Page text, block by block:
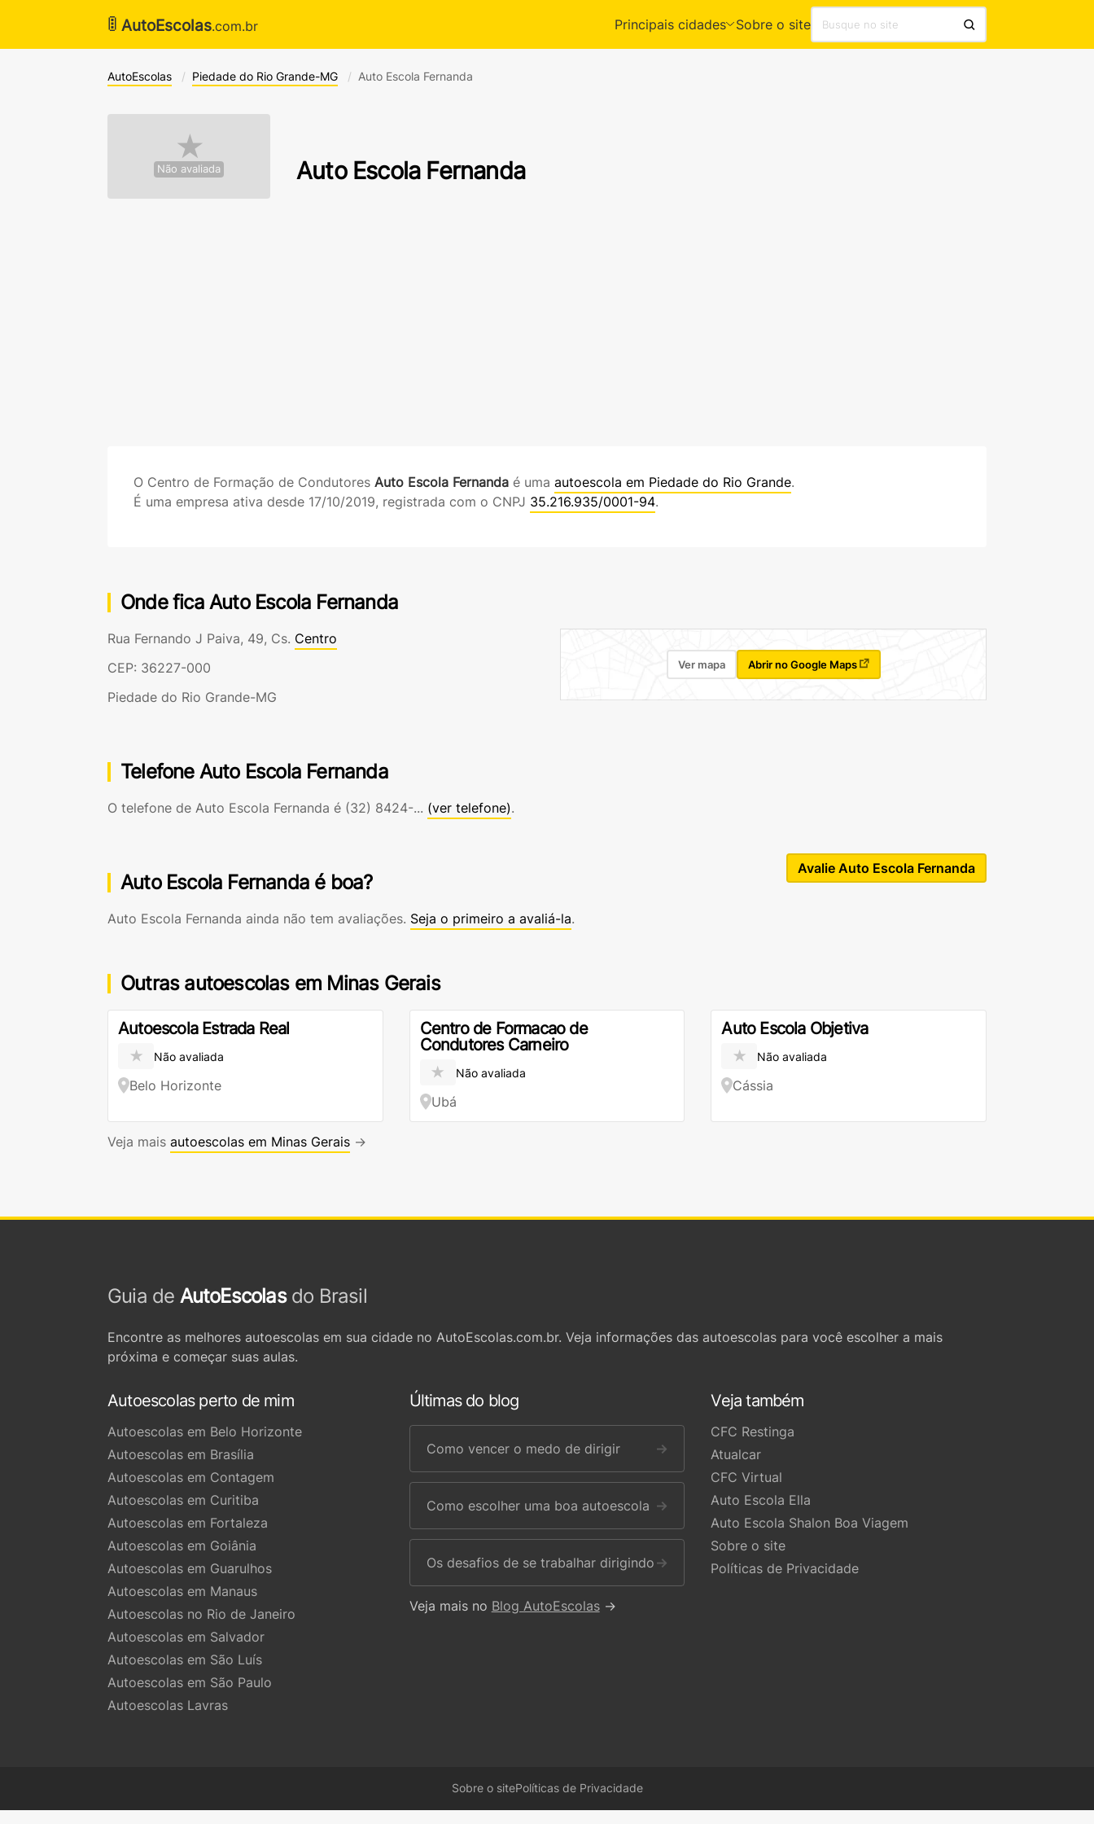
🚦 AutoEscolas.com.br Principais cidades Sobre o site
AutoEscolas Piedade do Rio Grande-MG Auto Escola Fernanda
★
Não avaliada Auto Escola Fernanda
O Centro de Formação de Condutores Auto Escola Fernanda é uma autoescola em Piedade do Rio Grande.
É uma empresa ativa desde 17/10/2019, registrada com o CNPJ 35.216.935/0001-94.
Onde fica Auto Escola Fernanda
Rua Fernando J Paiva, 49, Cs. Centro
CEP: 36227-000
Piedade do Rio Grande-MG
Ver mapa Abrir no Google Maps
Telefone Auto Escola Fernanda
O telefone de Auto Escola Fernanda é (32) 8424-... (ver telefone).
Auto Escola Fernanda é boa?
Avalie Auto Escola Fernanda
Auto Escola Fernanda ainda não tem avaliações. Seja o primeiro a avaliá-la.
Outras autoescolas em Minas Gerais
Autoescola Estrada Real
★ Não avaliada
Belo Horizonte
Centro de Formacao de
Condutores Carneiro
★ Não avaliada
Ubá
Auto Escola Objetiva
★ Não avaliada
Cássia
Veja mais autoescolas em Minas Gerais →
Guia de AutoEscolasdo Brasil
Encontre as melhores autoescolas em sua cidade no AutoEscolas.com.br. Veja informações das autoescolas para você escolher a mais
próxima e começar suas aulas.
Autoescolas perto de mim
Autoescolas em Belo Horizonte
Autoescolas em Brasília
Autoescolas em Contagem
Autoescolas em Curitiba
Autoescolas em Fortaleza
Autoescolas em Goiânia
Autoescolas em Guarulhos
Autoescolas em Manaus
Autoescolas no Rio de Janeiro
Autoescolas em Salvador
Autoescolas em São Luís
Autoescolas em São Paulo
Autoescolas Lavras
Últimas do blog
Como vencer o medo de dirigir →
Como escolher uma boa autoescola →
Os desafios de se trabalhar dirigindo →
Veja mais no Blog AutoEscolas→
Veja também
CFC Restinga
Atualcar
CFC Virtual
Auto Escola Ella
Auto Escola Shalon Boa Viagem
Sobre o site
Políticas de Privacidade
Sobre o sitePolíticas de Privacidade